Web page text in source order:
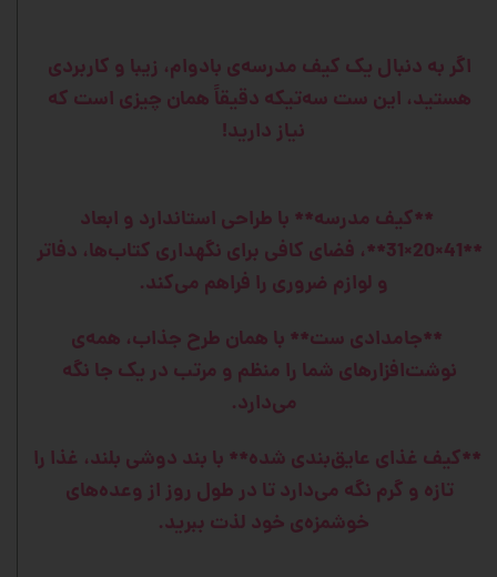
اگر به دنبال یک کیف مدرسه‌ی بادوام، زیبا و کاربردی
هستید، این ست سه‌تیکه دقیقاً همان چیزی است که
نیاز دارید!
**کیف مدرسه** با طراحی استاندارد و ابعاد
**41×20×31**، فضای کافی برای نگهداری کتاب‌ها، دفاتر
و لوازم ضروری را فراهم می‌کند.
**جامدادی ست** با همان طرح جذاب، همه‌ی
نوشت‌افزارهای شما را منظم و مرتب در یک جا نگه
می‌دارد.
**کیف غذای عایق‌بندی شده** با بند دوشی بلند، غذا را
تازه و گرم نگه می‌دارد تا در طول روز از وعده‌های
خوشمزه‌ی خود لذت ببرید.